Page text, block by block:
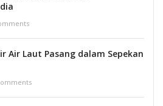
Air Laut Pasang dalam Sepekan